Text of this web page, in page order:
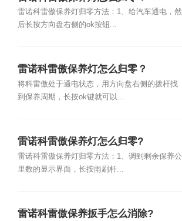
雷诺科雷傲保养灯归零方法：1、给汽车通电，然
后长按方向盘右侧的ok按钮...
雷诺科雷傲保养灯怎么归零？
将科雷傲处于通电状态，用方向盘右侧的拨杆找
到保养周期，长按ok键就可以...
雷诺科雷傲保养灯怎么归零?
雷诺科雷傲保养灯归零方法：1、调到剩余保养公
里数的显示界面，长按雨刷杆...
雷诺科雷傲保养扳手怎么消除?